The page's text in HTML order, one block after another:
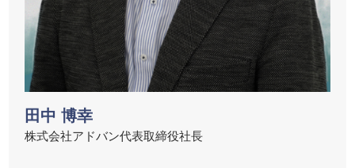
田中 博幸
株式会社アドバン代表取締役社長